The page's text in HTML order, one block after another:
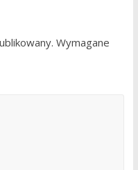
Wymagane